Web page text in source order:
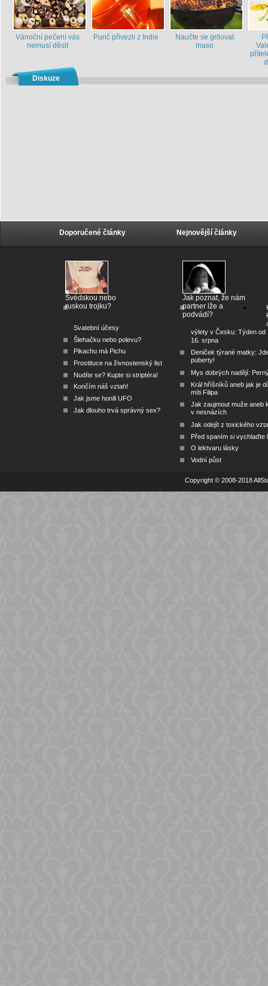
Vánoční pečení vás
nemusí děsit
Punč přivezli z Indie
Naučte se grilovat
maso
Diskuze
Doporučené články
Švédskou nebo
ruskou trojku?
Svatební účesy
Šlehačku nebo polevu?
Pikachu má Pichu
Prostituce na živnostenský list
Nudíte se? Kupte si striptéra!
Končím náš vztah!
Jak jsme honili UFO
Jak dlouho trvá správný sex?
Nejnovější články
Jak poznat, že nám
partner lže a
podvádí?
výlety v Česku: Týden od
16. srpna
Deniček týrané matky:
puberty!
Mys dobrých nadějí:
Král hříšníků aneb jak je
míti Filipa
Jak zaujmout muže aneb
v nesnázích
Jak odejít z toxického
Před spaním si vychlaďte
O lektvaru lásky
Vodní půst
Copyright © 2008-2018